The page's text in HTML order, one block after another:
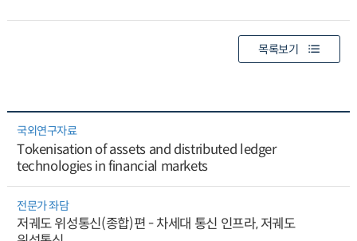
목록보기
국외연구자료
Tokenisation of assets and distributed ledger
technologies in financial markets
전문가 좌담
저궤도 위성통신(종합)편 - 차세대 통신 인프라, 저궤도